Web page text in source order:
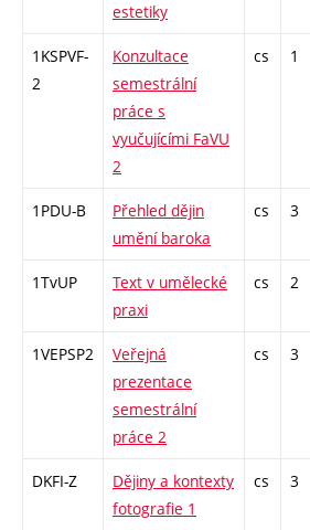
estetiky
1KSPVF-
2
Konzultace
semestrální
práce s
vyučujícími FaVU
2
cs 1
1PDU-B
Přehled dějin
umění baroka
cs 3
1TvUP
Text v umělecké
praxi
cs 2
1VEPSP2
Veřejná
prezentace
semestrální
práce 2
cs 3
DKFI-Z
Dějiny a kontexty
fotografie 1
cs 3